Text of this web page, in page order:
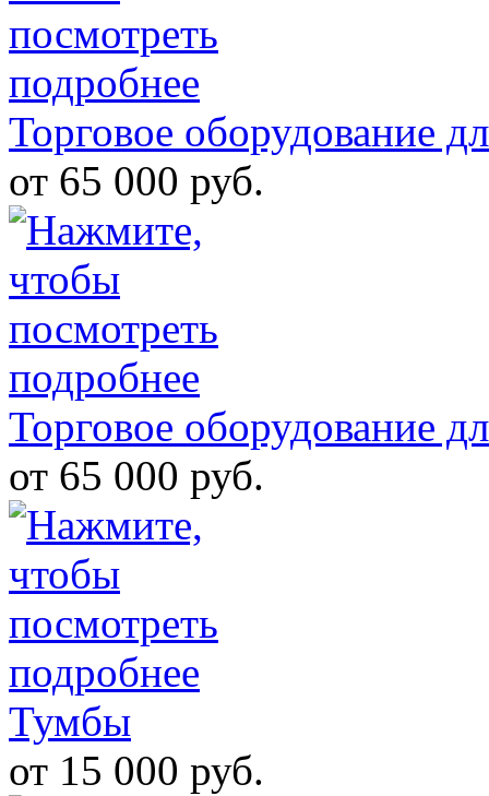
Торговое оборудование
от 65 000 руб.
Торговое оборудование
от 65 000 руб.
Тумбы
от 15 000 руб.